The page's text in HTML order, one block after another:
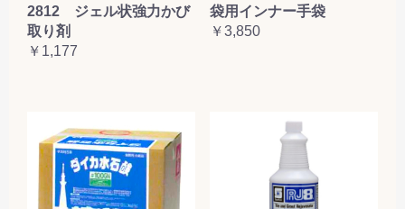
2812 ジェル状強力かび
取り剤
￥1,177
袋用インナー手袋
￥3,850